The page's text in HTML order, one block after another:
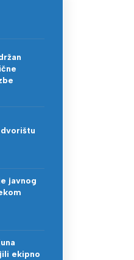
javnog
ekipno